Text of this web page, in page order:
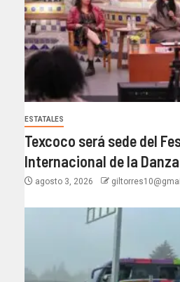
ESTATALES
Texcoco será sede del
Internacional de la
agosto 3, 2026